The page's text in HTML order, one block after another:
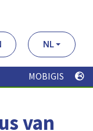
NL
MOBIGIS
van